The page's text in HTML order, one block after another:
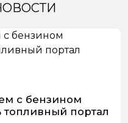
с бензином
топливный портал